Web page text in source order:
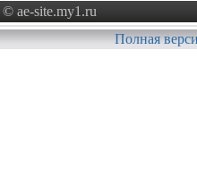
© ae-site.my1.ru
Полная